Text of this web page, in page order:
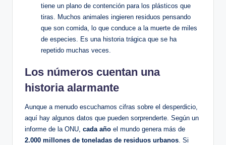
tiene un plano de contención para los plásticos que
tiras. Muchos animales ingieren residuos pensando
que son comida, lo que conduce a la muerte de miles
de especies. Es una historia trágica que se ha
repetido muchas veces.
Los números cuentan una
historia alarmante
Aunque a menudo escuchamos cifras sobre el desperdicio,
aquí hay algunos datos que pueden sorprenderte. Según un
informe de la ONU, cada año el mundo genera más de
2.000 millones de toneladas de residuos urbanos. Si